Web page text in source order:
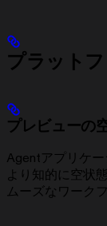
プラット
プレビューの
Agentアプリケ
より知的に空状
ムーズなワーク